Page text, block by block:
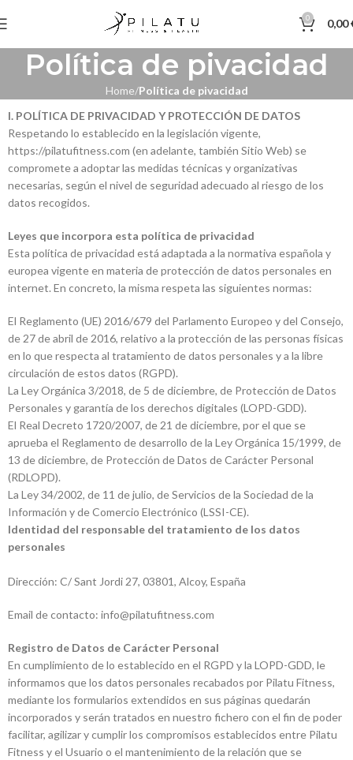
0 0,00
Política de pivacidad
Home Política de pivacidad
I. POLÍTICA DE PRIVACIDAD Y PROTECCIÓN DE DATOS
Respetando lo establecido en la legislación vigente,
https://pilatufitness.com (en adelante, también Sitio Web) se
compromete a adoptar las medidas técnicas y organizativas
necesarias, según el nivel de seguridad adecuado al riesgo de los
datos recogidos.
Leyes que incorpora esta política de privacidad
Esta política de privacidad está adaptada a la normativa española y
europea vigente en materia de protección de datos personales en
internet. En concreto, la misma respeta las siguientes normas:
El Reglamento (UE) 2016/679 del Parlamento Europeo y del Consejo,
de 27 de abril de 2016, relativo a la protección de las personas físicas
en lo que respecta al tratamiento de datos personales y a la libre
circulación de estos datos (RGPD).
La Ley Orgánica 3/2018, de 5 de diciembre, de Protección de Datos
Personales y garantía de los derechos digitales (LOPD-GDD).
El Real Decreto 1720/2007, de 21 de diciembre, por el que se
aprueba el Reglamento de desarrollo de la Ley Orgánica 15/1999, de
13 de diciembre, de Protección de Datos de Carácter Personal
(RDLOPD).
La Ley 34/2002, de 11 de julio, de Servicios de la Sociedad de la
Información y de Comercio Electrónico (LSSI-CE).
Identidad del responsable del tratamiento de los datos
personales
Dirección: C/ Sant Jordi 27, 03801, Alcoy, España
Email de contacto: info@pilatufitness.com
Registro de Datos de Carácter Personal
En cumplimiento de lo establecido en el RGPD y la LOPD-GDD, le
informamos que los datos personales recabados por Pilatu Fitness,
mediante los formularios extendidos en sus páginas quedarán
incorporados y serán tratados en nuestro fichero con el fin de poder
facilitar, agilizar y cumplir los compromisos establecidos entre Pilatu
Fitness y el Usuario o el mantenimiento de la relación que se